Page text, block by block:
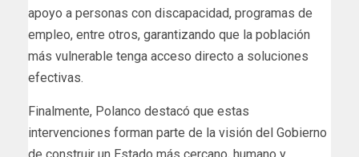
apoyo a personas con discapacidad, programas de
empleo, entre otros, garantizando que la población
más vulnerable tenga acceso directo a soluciones
efectivas.
Finalmente, Polanco destacó que estas
intervenciones forman parte de la visión del Gobierno